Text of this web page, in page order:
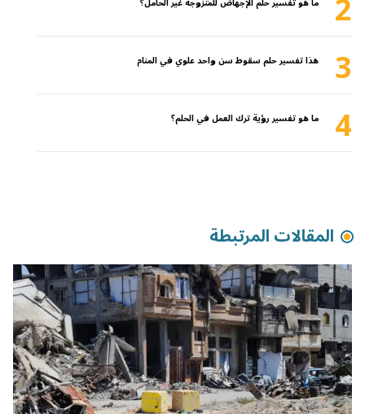
3 هذا تفسير حلم سقوط سن واحد علوي في المنام
4 ما هو تفسير رؤية ترك العمل في الحلم؟
المقالات المرتبطة